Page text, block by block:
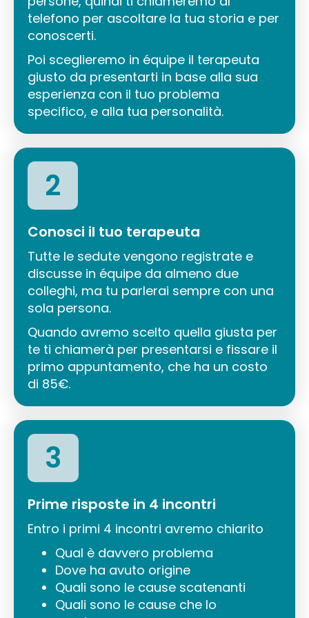
telefono per ascoltare la tua storia e per
conoscerti.
Poi sceglieremo in équipe il terapeuta
giusto da presentarti in base alla sua
esperienza con il tuo problema
specifico, e alla tua personalità.
2
Conosci il tuo terapeuta
Tutte le sedute vengono registrate e
discusse in équipe da almeno due
colleghi, ma tu parlerai sempre con una
sola persona.
Quando avremo scelto quella giusta per
te ti chiamerà per presentarsi e fissare il
primo appuntamento, che ha un costo
di 85€.
3
Prime risposte in 4 incontri
Entro i primi 4 incontri avremo chiarito
Qual è davvero problema
Dove ha avuto origine
Quali sono le cause scatenanti
Quali sono le cause che lo